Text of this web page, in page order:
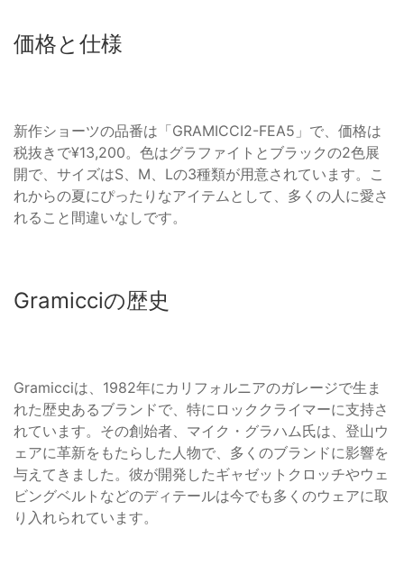
価格と仕様
新作ショーツの品番は「GRAMICCI2-FEA5」で、価格は
税抜きで¥13,200。色はグラファイトとブラックの2色展
開で、サイズはS、M、Lの3種類が用意されています。こ
れからの夏にぴったりなアイテムとして、多くの人に愛さ
れること間違いなしです。
Gramicciの歴史
Gramicciは、1982年にカリフォルニアのガレージで生ま
れた歴史あるブランドで、特にロッククライマーに支持さ
れています。その創始者、マイク・グラハム氏は、登山ウ
ェアに革新をもたらした人物で、多くのブランドに影響を
与えてきました。彼が開発したギャゼットクロッチやウェ
ビングベルトなどのディテールは今でも多くのウェアに取
り入れられています。